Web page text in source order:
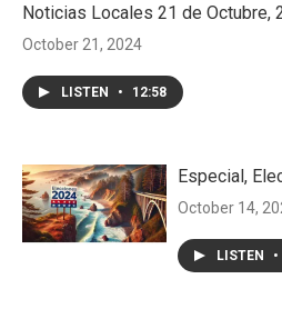
Noticias Locales 21 de Octubre,
October 21, 2024
LISTEN • 12:58
Especial,
October 14,
LISTEN •